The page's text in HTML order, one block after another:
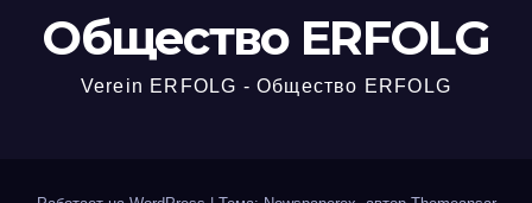
Общество ERFOLG
Verein ERFOLG - Общество ERFOLG